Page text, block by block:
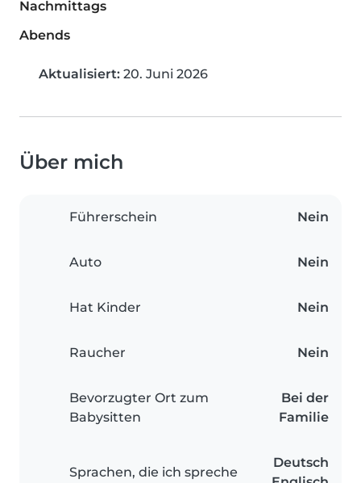
Nachmittags
Abends
Aktualisiert: 20. Juni 2026
Über mich
Führerschein Nein
Auto Nein
Hat Kinder Nein
Raucher Nein
Bevorzugter Ort zum
Babysitten
Bei der
Familie
Sprachen, die ich spreche
Deutsch